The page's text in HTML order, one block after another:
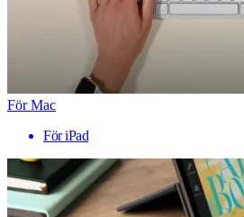
För Mac
För iPad